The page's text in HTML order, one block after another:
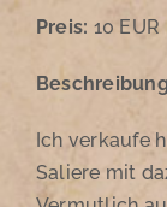
Preis: 10 EUR
Ich verkaufe
Saliere mit